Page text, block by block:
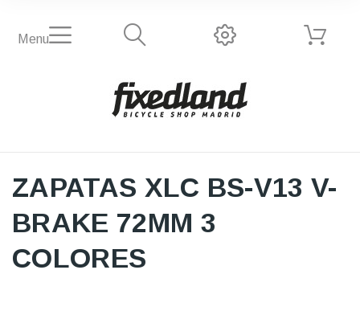
Menu
ZAPATAS XLC BS-V13 V-
BRAKE 72MM 3
COLORES